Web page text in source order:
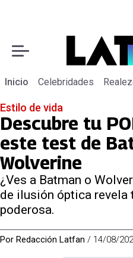
Inicio Celebridades
Estilo de vida
Descubre tu
este test de
Wolverine
¿Ves a Batman o
de ilusión óptica revela
poderosa.
Por Redacción Latfan / 14/08/